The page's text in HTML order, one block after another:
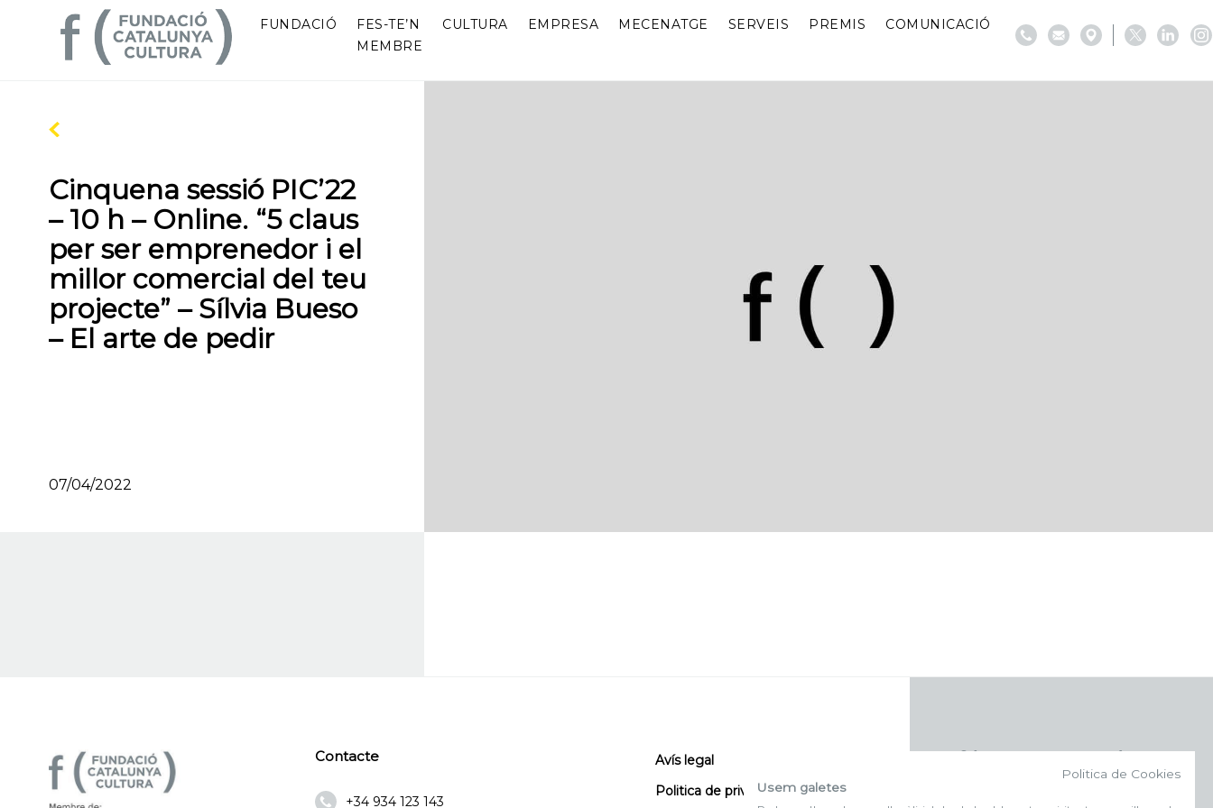
FUNDACIÓ
FES-TE’N
MEMBRE
CULTURA EMPRESA MECENATGE SERVEIS PREMIS COMUNICACIÓ
Cinquena sessió PIC’22
– 10 h – Online. “5 claus
per ser emprenedor i el
millor comercial del teu
projecte” – Sílvia Bueso
– El arte de pedir
07/04/2022
Contacte
+34 934 123 143
Avís legal
Politica de privacitat
Politica de Cookies
Usem galetes